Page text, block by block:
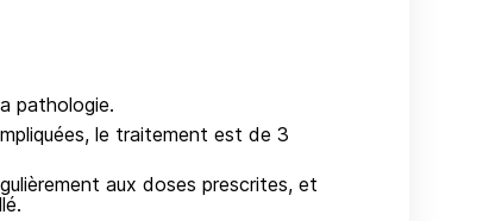
pathologie.
le traitement est de 3
aux doses prescrites, et